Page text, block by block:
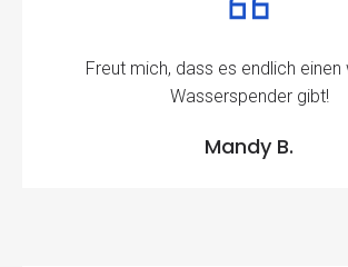
Freut mich, dass es endlich einen
Wasserspender gibt!
Mandy B.